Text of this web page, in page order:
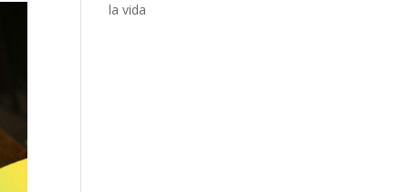
la vida